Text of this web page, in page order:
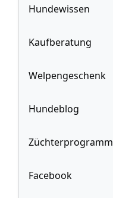
Hundewissen
Kaufberatung
Welpengeschenk
Hundeblog
Züchterprogramm
Facebook